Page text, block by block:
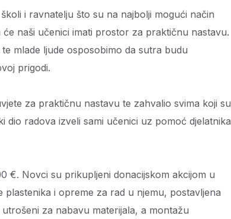
i ravnatelju što su na najbolji mogući način
naši učenici imati prostor za praktičnu nastavu.
mlade ljude osposobimo da sutra budu
prigodi.
za praktičnu nastavu te zahvalio svima koji su
dio radova izveli sami učenici uz pomoć djelatnika
€. Novci su prikupljeni donacijskom akcijom u
i opreme za rad u njemu, postavljena
za nabavu materijala, a montažu